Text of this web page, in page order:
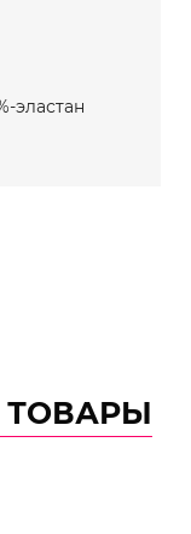
эластан